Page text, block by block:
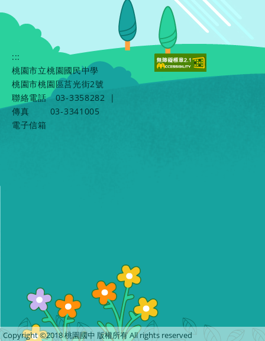
:::
桃園市立桃園國民中學
桃園市桃園區莒光街2號
聯絡電話
03-3358282
|
傳真
03-3341005
電子信箱
Copyright ©2018 桃園國中 版權所有 All rights reserved